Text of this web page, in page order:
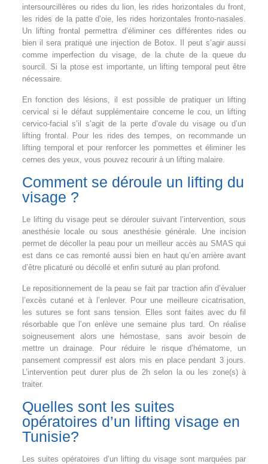
intersourcillères ou rides du lion, les rides horizontales du front,
les rides de la patte d’oie, les rides horizontales fronto-nasales.
Un lifting frontal permettra d’éliminer ces différentes rides ou
bien il sera pratiqué une injection de Botox. Il peut s’agir aussi
comme imperfection du visage, de la chute de la queue du
sourcil. Si la ptose est importante, un lifting temporal peut être
nécessaire.
En fonction des lésions, il est possible de pratiquer un lifting
cervical si le défaut supplémentaire concerne le cou, un lifting
cervico-facial s’il s’agit de la perte d’ovale du visage ou d’un
lifting frontal. Pour les rides des tempes, on recommande un
lifting temporal et pour renforcer les pommettes et éliminer les
cernes des yeux, vous pouvez recourir à un lifting malaire.
Comment se déroule un lifting du
visage ?
Le lifting du visage peut se dérouler suivant l’intervention, sous
anesthésie locale ou sous anesthésie générale. Une incision
permet de décoller la peau pour un meilleur accès au SMAS qui
est dans ce cas remonté aussi bien en haut qu’en arrière avant
d’être plicaturé ou décollé et enfin suturé au plan profond.
Le repositionnement de la peau se fait par traction afin d’évaluer
l’excès cutané et à l’enlever. Pour une meilleure cicatrisation,
les sutures se font sans tension. Elles sont faites avec du fil
résorbable que l’on enlève une semaine plus tard. On réalise
soigneusement alors une hémostase, sans avoir besoin de
mettre un drainage. Pour réduire le risque d’hématome, un
pansement compressif est alors mis en place pendant 3 jours.
L’intervention peut durer plus de 2h selon la ou les zone(s) à
traiter.
Quelles sont les suites
opératoires d’un lifting visage en
Tunisie?
Les suites opératoires d’un lifting du visage sont marquées par